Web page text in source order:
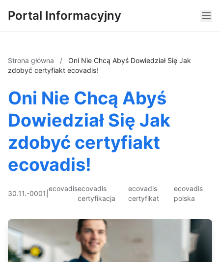
Portal Informacyjny
Strona główna /
Oni Nie Chcą Abyś Dowiedział Się Jak
zdobyć certyfiakt ecovadis!
Oni Nie Chcą Abyś
Dowiedział Się Jak
zdobyć certyfiakt
ecovadis!
30.11.-0001
ecovadisecovadis
certyfikacja
ecovadis
certyfikat
ecovadis
polska